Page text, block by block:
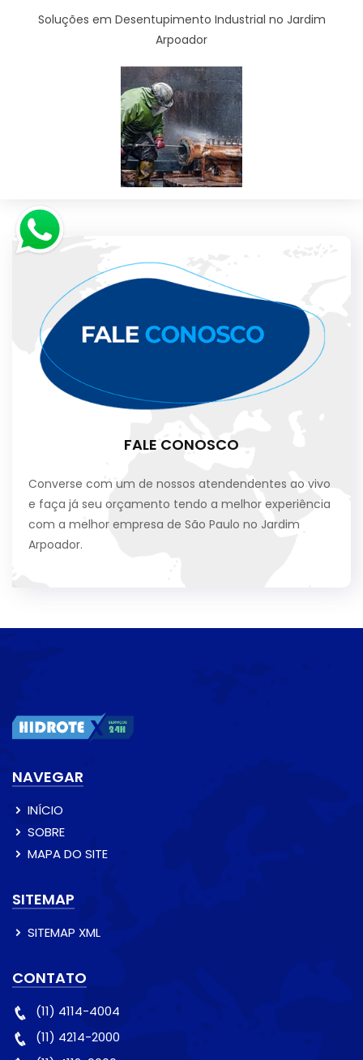
Soluções em Desentupimento Industrial no Jardim
Arpoador
FALE CONOSCO
Converse com um de nossos atendendentes ao vivo
e faça já seu orçamento tendo a melhor experiência
com a melhor empresa de São Paulo no Jardim
Arpoador.
NAVEGAR
INÍCIO
SOBRE
MAPA DO SITE
SITEMAP
SITEMAP XML
CONTATO
(11) 4114-4004
(11) 4214-2000